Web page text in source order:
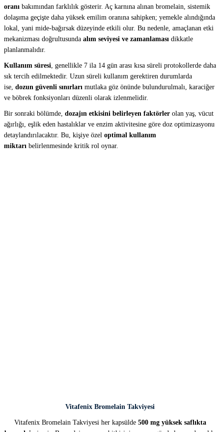
oranı bakımından farklılık gösterir. Aç karnına alınan bromelain, sistemik
dolaşıma geçişte daha yüksek emilim oranına sahipken; yemekle alındığında
lokal, yani mide-bağırsak düzeyinde etkili olur. Bu nedenle, amaçlanan etki
mekanizması doğrultusunda alım seviyesi ve zamanlaması dikkatle
planlanmalıdır.
Kullanım süresi , genellikle 7 ila 14 gün arası kısa süreli protokollerde daha
sık tercih edilmektedir. Uzun süreli kullanım gerektiren durumlarda
ise, dozun güvenli sınırları mutlaka göz önünde bulundurulmalı, karaciğer
ve böbrek fonksiyonları düzenli olarak izlenmelidir.
Bir sonraki bölümde, dozajın etkisini belirleyen faktörler olan yaş, vücut
ağırlığı, eşlik eden hastalıklar ve enzim aktivitesine göre doz optimizasyonu
detaylandırılacaktır. Bu, kişiye özel optimal kullanım
miktarı belirlenmesinde kritik rol oynar.
Vitafenix Bromelain Takviyesi
Vitafenix Bromelain Takviyesi her kapsülde 500 mg yüksek saflıkta